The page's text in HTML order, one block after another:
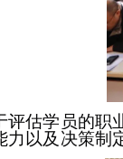
评估学员的职
力以及决策制